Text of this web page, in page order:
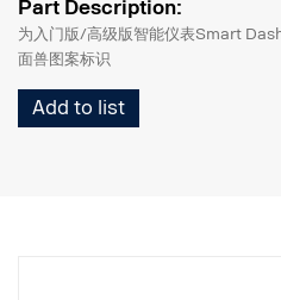
Part Description:
为入门版/高级版智能仪表Smart
面兽图案标识
Add to list